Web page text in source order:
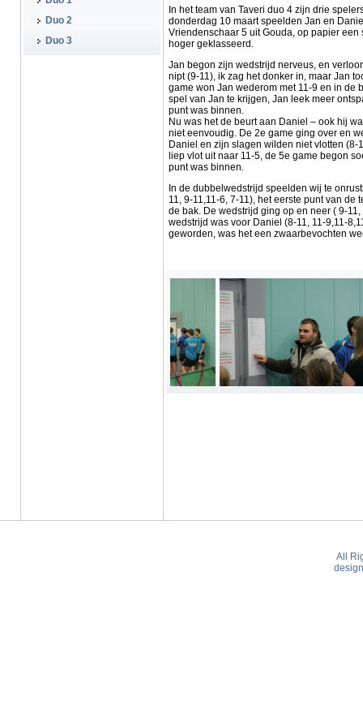
Duo 2
Duo 3
In het team van Taveri duo 4 zijn drie
donderdag 10 maart speelden Jan en
Vriendenschaar 5 uit Gouda, op papier
hoger geklasseerd.
Jan begon zijn wedstrijd nerveus, en
nipt (9-11), ik zag het donker in, maar Jan
game won Jan wederom met 11-9 en in de
spel van Jan te krijgen, Jan leek meer
punt was binnen.
Nu was het de beurt aan Daniel – ook hij
niet eenvoudig. De 2e game ging over en
Daniel en zijn slagen wilden niet vlotten
liep vlot uit naar 11-5, de 5e game begon
punt was binnen.
In de dubbelwedstrijd speelden wij te
11, 9-11,11-6, 7-11), het eerste punt van
de bak. De wedstrijd ging op en neer ( 9-
wedstrijd was voor Daniel (8-11, 11-9,11-
geworden, was het een zwaarbevochten
All